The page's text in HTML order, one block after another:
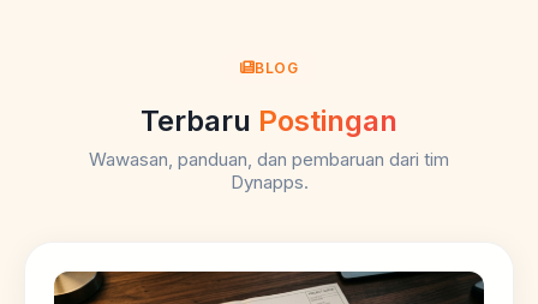
BLOG
Terbaru Postingan
Wawasan, panduan, dan pembaruan dari tim
Dynapps.